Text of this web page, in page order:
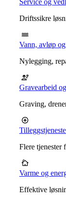
Driftssikre
Vann, avløp
Nylegging,
Gravearbeid
Graving,
Flere tjenester
Varme og
Effektive